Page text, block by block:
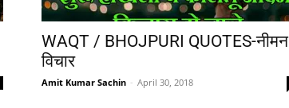
WAQT / BHOJPURI QUOTES-नीमन
विचार
Amit Kumar Sachin - April 30, 2018